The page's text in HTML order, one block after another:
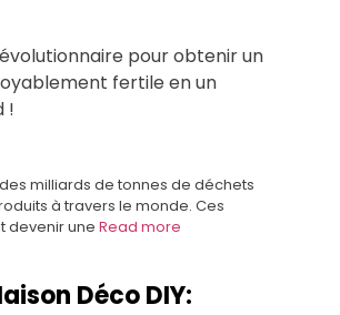
pour obtenir un
fertile en un
!
milliards de tonnes de déchets
à travers le monde. Ces
devenir une Read more
Déco DIY: